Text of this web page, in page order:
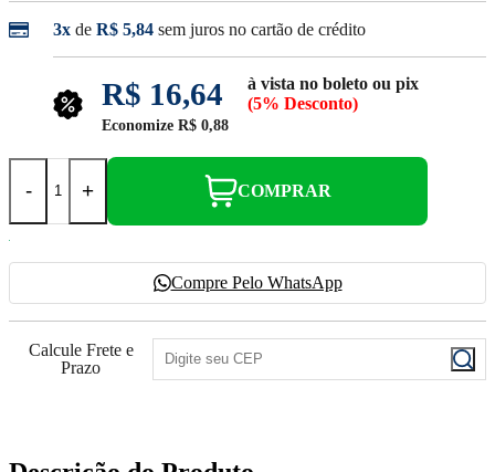
3x de R$ 5,84 sem juros no cartão de crédito
R$ 16,64
à vista no boleto ou pix
(5% Desconto)
Economize R$ 0,88
- + COMPRAR
Compre Pelo WhatsApp
Calcule Frete e
Prazo